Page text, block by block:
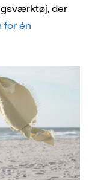
der
for én